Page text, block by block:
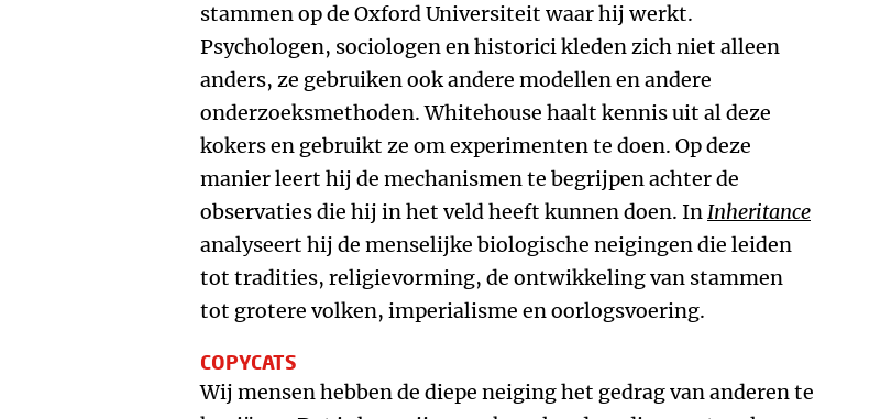
stammen op de Oxford Universiteit waar hij werkt.
Psychologen, sociologen en historici kleden zich niet alleen
anders, ze gebruiken ook andere modellen en andere
onderzoeksmethoden. Whitehouse haalt kennis uit al deze
kokers en gebruikt ze om experimenten te doen. Op deze
manier leert hij de mechanismen te begrijpen achter de
observaties die hij in het veld heeft kunnen doen. InInheritance
analyseert hij de menselijke biologische neigingen die leiden
tot tradities, religievorming, de ontwikkeling van stammen
tot grotere volken, imperialisme en oorlogsvoering.
COPYCATS
Wij mensen hebben de diepe neiging het gedrag van anderen te